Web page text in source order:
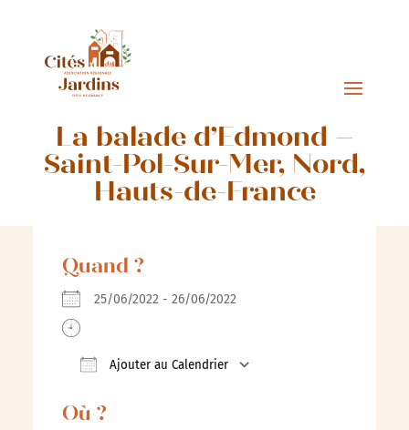
La balade d’Edmond –
Saint-Pol-Sur-Mer, Nord,
Hauts-de-France
Quand ?
25/06/2022 - 26/06/2022
Ajouter au Calendrier
Où ?